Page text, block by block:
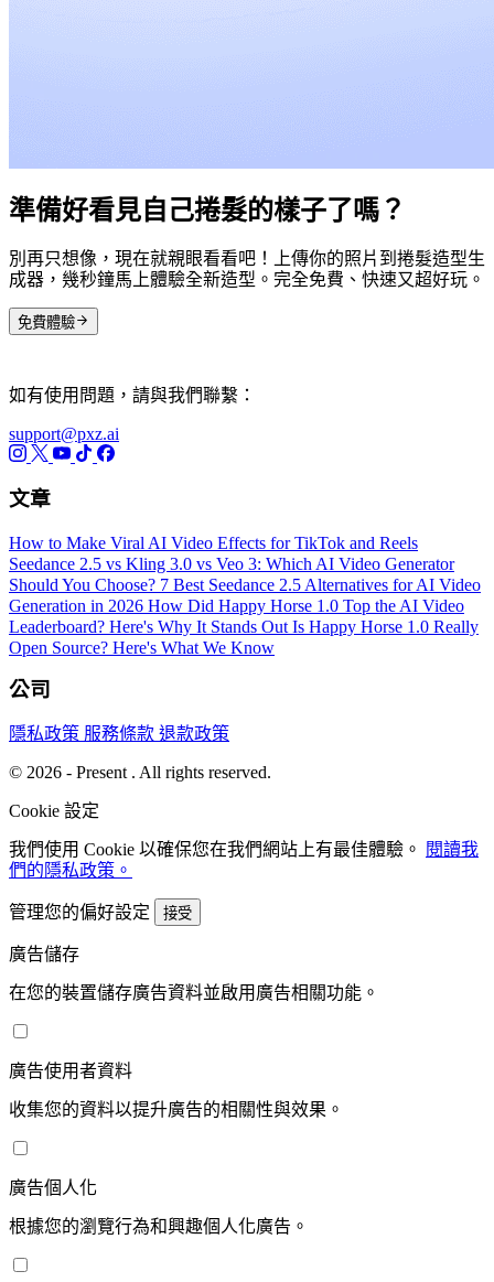
準備好看見自己捲髮的樣子了嗎？
別再只想像，現在就親眼看看吧！上傳你的照片到捲髮造型生
成器，幾秒鐘馬上體驗全新造型。完全免費、快速又超好玩。
免費體驗
如有使用問題，請與我們聯繫：
support@pxz.ai
文章
How to Make Viral AI Video Effects for TikTok and Reels
Seedance 2.5 vs Kling 3.0 vs Veo 3: Which AI Video Generator
Should You Choose? 7 Best Seedance 2.5 Alternatives for AI Video
Generation in 2026 How Did Happy Horse 1.0 Top the AI Video
Leaderboard? Here's Why It Stands Out Is Happy Horse 1.0 Really
Open Source? Here's What We Know
公司
隱私政策 服務條款 退款政策
© 2026 - Present . All rights reserved.
Cookie 設定
我們使用 Cookie 以確保您在我們網站上有最佳體驗。
閱讀我
們的隱私政策。
管理您的偏好設定 接受
廣告儲存
在您的裝置儲存廣告資料並啟用廣告相關功能。
廣告使用者資料
收集您的資料以提升廣告的相關性與效果。
廣告個人化
根據您的瀏覽行為和興趣個人化廣告。